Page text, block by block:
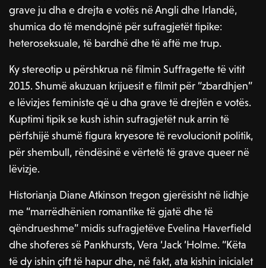
grave ju dha e drejta e votës në Angli dhe Irlandë,
shumica do të mendojnë për sufragjetët tipike:
heteroseksuale, të bardhë dhe të aftë me trup.
Ky stereotip u përshkrua në filmin Suffragette të vitit
2015. Shumë akuzuan krijuesit e filmit për “zbardhjen”
e lëvizjes feministe që u dha grave të drejtën e votës.
Kuptimi tipik se kush ishin sufragjetët nuk arrin të
përfshijë shumë figura kryesore të revolucionit politik,
për shembull, rëndësinë e vërtetë të grave queer në
lëvizje.
Historianja Diane Atkinson tregon gjerësisht në lidhje
me “marrëdhënien romantike të gjatë dhe të
qëndrueshme” midis sufragjetëve Evelina Haverfield
dhe shoferes së Pankhursts, Vera ‘Jack ‘Holme. “Këta
të dy ishin çift të hapur dhe, në fakt, ata kishin inicialet